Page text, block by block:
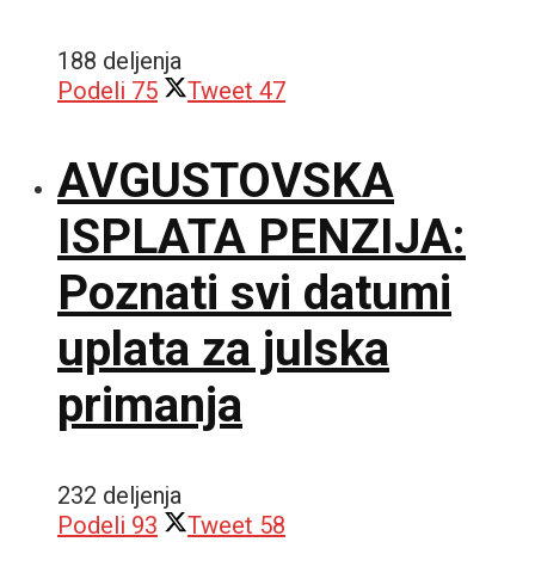
188 deljenja
Podeli 75 Tweet 47
AVGUSTOVSKA
ISPLATA PENZIJA:
Poznati svi datumi
uplata za julska
primanja
232 deljenja
Podeli 93 Tweet 58